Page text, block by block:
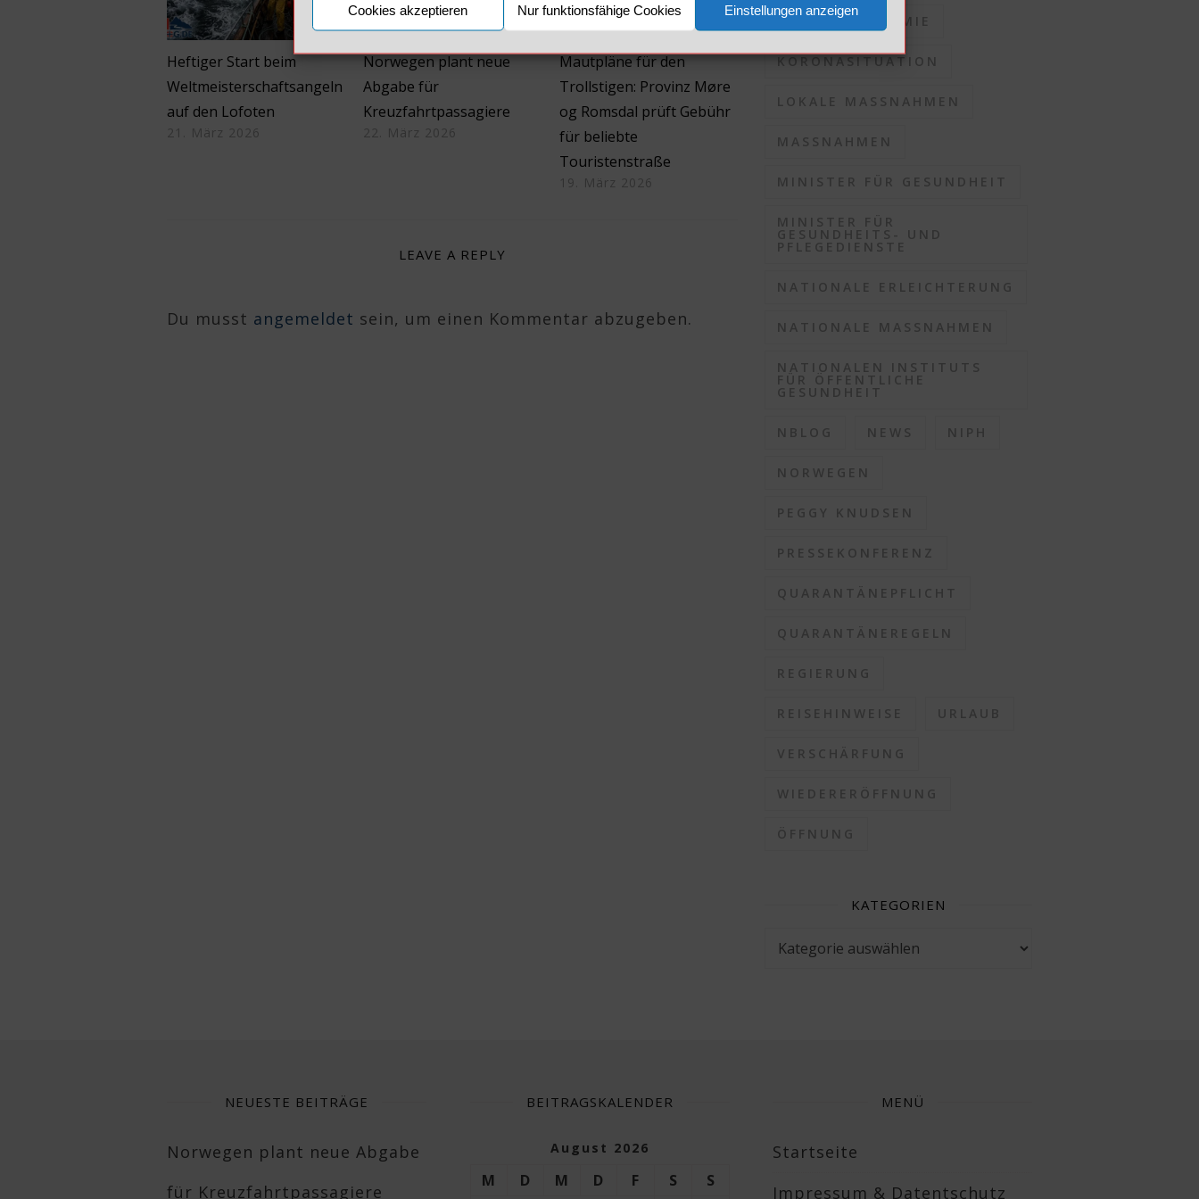
Cookies akzeptieren Nur funktionsfähige Cookies Einstellungen anzeigen
Heftiger Start beim
Weltmeisterschaftsangeln
auf den Lofoten
21. März 2026
Norwegen plant neue
Abgabe für
Kreuzfahrtpassagiere
22. März 2026
Mautpläne für den
Trollstigen: Provinz Møre
og Romsdal prüft Gebühr
für beliebte
Touristenstraße
19. März 2026
LEAVE A REPLY
Du musst angemeldet sein, um einen Kommentar abzugeben.
KORONAPANDEMIE
KORONASITUATION
LOKALE MASSNAHMEN
MASSNAHMEN
MINISTER FÜR GESUNDHEIT
MINISTER FÜR
GESUNDHEITS- UND
PFLEGEDIENSTE
NATIONALE ERLEICHTERUNG
NATIONALE MASSNAHMEN
NATIONALEN INSTITUTS
FÜR ÖFFENTLICHE
GESUNDHEIT
NBLOG NEWS NIPH
NORWEGEN
PEGGY KNUDSEN
PRESSEKONFERENZ
QUARANTÄNEPFLICHT
QUARANTÄNEREGELN
REGIERUNG
REISEHINWEISE URLAUB
VERSCHÄRFUNG
WIEDERERÖFFNUNG
ÖFFNUNG
KATEGORIEN
NEUESTE BEITRÄGE
Norwegen plant neue Abgabe
für Kreuzfahrtpassagiere
BEITRAGSKALENDER
August 2026
M D M D F S S
MENÜ
Startseite
Impressum & Datentschutz